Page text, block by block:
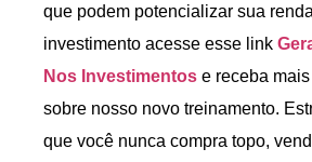
que podem potencializar sua
investimento acesse esse link
Nos Investimentos e receba
sobre nosso novo treinamento.
que você nunca compra topo,